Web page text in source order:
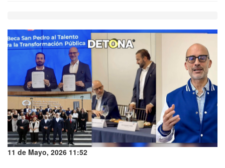
11 de Mayo, 2026 11:52